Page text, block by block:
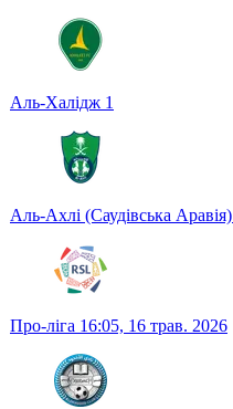
Аль-Халідж 1
Аль-Ахлі (Саудівська Аравія)
Про-ліга 16:05, 16 трав. 2026